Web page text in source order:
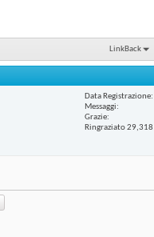
LinkBack
Data Registrazione
Messaggi
Grazie
Ringraziato